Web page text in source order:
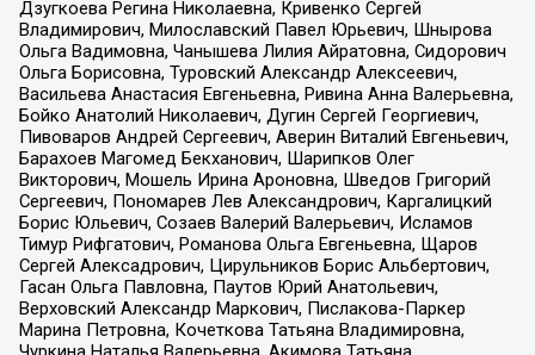
Дзугкоева Регина Николаевна, Кривенко Сергей
Владимирович, Милославский Павел Юрьевич, Шнырова
Ольга Вадимовна, Чанышева Лилия Айратовна, Сидорович
Ольга Борисовна, Туровский Александр Алексеевич,
Васильева Анастасия Евгеньевна, Ривина Анна Валерьевна,
Бойко Анатолий Николаевич, Дугин Сергей Георгиевич,
Пивоваров Андрей Сергеевич, Аверин Виталий Евгеньевич,
Барахоев Магомед Бекханович, Шарипков Олег
Викторович, Мошель Ирина Ароновна, Шведов Григорий
Сергеевич, Пономарев Лев Александрович, Каргалицкий
Борис Юльевич, Созаев Валерий Валерьевич, Исламов
Тимур Рифгатович, Романова Ольга Евгеньевна, Щаров
Сергей Алексадрович, Цирульников Борис Альбертович,
Гасан Ольга Павловна, Паутов Юрий Анатольевич,
Верховский Александр Маркович, Пислакова-Паркер
Марина Петровна, Кочеткова Татьяна Владимировна,